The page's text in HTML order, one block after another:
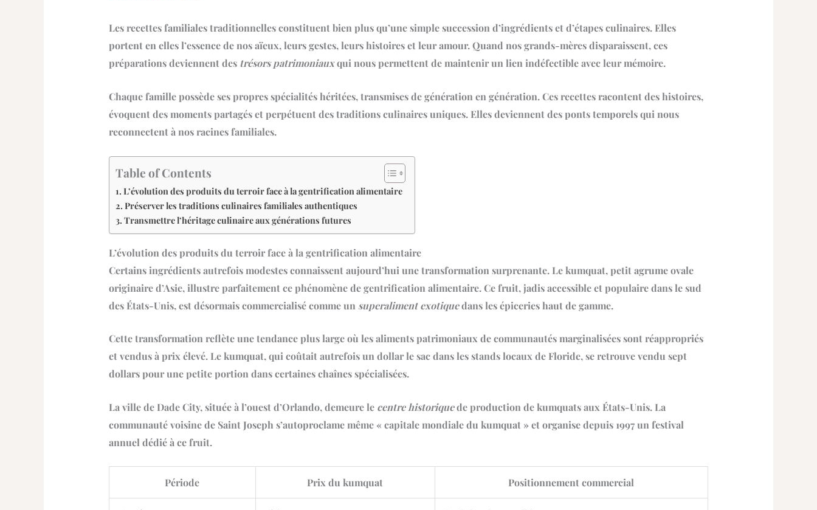
Lesrecettes familiales traditionnellesconstituent bien plus qu’une simple succession d’ingrédients et d’étapes culinaires. Elles
portent en elles l’essence de nos aïeux, leurs gestes, leurs histoires et leur amour. Quand nos grands-mères disparaissent, ces
préparations deviennent des trésors patrimoniauxqui nous permettent de maintenir un lien indéfectible avec leur mémoire.
Chaque famille possède ses propresspécialités héritées, transmises de génération en génération. Ces recettes racontent des histoires,
évoquent des moments partagés et perpétuent des traditions culinaires uniques. Elles deviennent des ponts temporels qui nous
reconnectent à nos racines familiales.
Table of Contents
L’évolution des produits du terroir face à la gentrification alimentaire
Préserver les traditions culinaires familiales authentiques
Transmettre l’héritage culinaire aux générations futures
L’évolution des produits du terroir face à la gentrification alimentaire
Certains ingrédients autrefois modestes connaissent aujourd’hui une transformation surprenante. Le kumquat, petit agrume ovale
originaire d’Asie, illustre parfaitement ce phénomène degentrification alimentaire. Ce fruit, jadis accessible et populaire dans le sud
des États-Unis, est désormais commercialisé comme un superaliment exotiquedans les épiceries haut de gamme.
Cette transformation reflète une tendance plus large où lesaliments patrimoniauxde communautés marginalisées sont réappropriés
et vendus à prix élevé. Le kumquat, qui coûtait autrefois un dollar le sac dans les stands locaux de Floride, se retrouve vendu sept
dollars pour une petite portion dans certaines chaînes spécialisées.
La ville de Dade City, située à l’ouest d’Orlando, demeure le centre historiquede production de kumquats aux États-Unis. La
communauté voisine de Saint Joseph s’autoproclame même « capitale mondiale du kumquat » et organise depuis 1997 un festival
annuel dédié à ce fruit.
Période Prix du kumquat Positionnement commercial